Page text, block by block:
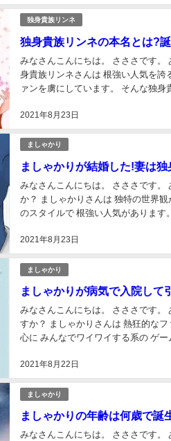
独身貴族リンネ
独身貴族リンネの本名とは?
2021年8月23日
みなさんこんにちは。 さささです。 あなたは 独身貴族リンネさんの本名 を知っていますか？ 独
身貴族リンネさんは 根強い人気を誇る ゲーム実況者です。
ァンを虜にしています。 そんな独身貴族リンネさん のことをもっと詳しく 知りたいと思いまし
ましゃかり
ましゃかりが結婚した!妻は
2021年8月23日
みなさんこんにちは。 さささです。 あなたは ましゃかりさんが結婚した ことを知っています
か？ ましゃかりさんは 独特の世界観が魅力の ゲーム実況者さんです。 誰にも真似できない 唯一
のスタイルで 根強い人気があります。 そんなましゃかりさんが 結婚したという情報を入手しま
ましゃかり
ましゃかりが病気で入院して
2021年8月22日
みなさんこんにちは。 さささです。 あなたは ましゃかりさんが入院していた ことを知っていま
すか？ ましゃかりさんは 熱狂的なファンを多く持つ 実況者さんです。 最近は「AmongUs」を中
心に みんなでワイワイする系の ゲームを実況しています。
ましゃかり
ましゃかりの年齢は何歳で誕
みなさんこんにちは。 さささです。 あなたは ましゃかりさんが何者 か知っていますか？ ましゃ